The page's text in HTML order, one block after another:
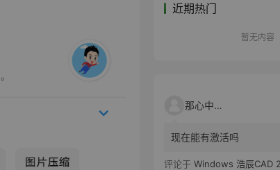
近期热门
暂无内容
那心中的话
现在能有激活吗
评论于 Windows 浩辰CAD